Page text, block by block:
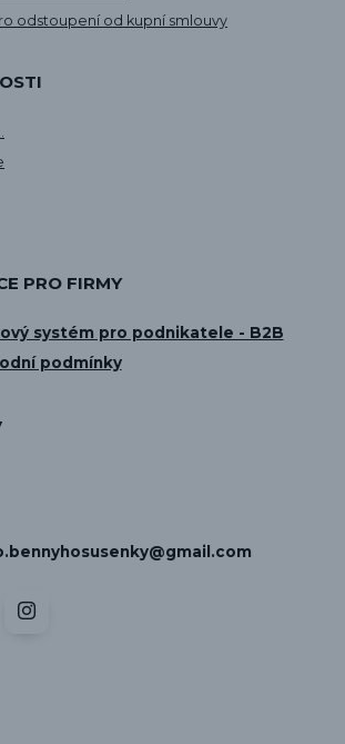
odstoupení od kupní smlouvy
PRO FIRMY
systém pro podnikatele - B2B
podmínky